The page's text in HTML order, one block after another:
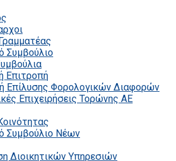
Συμβούλιο
Επιτροπή
Επίλυσης Φορολογικών Διαφορών
Επιχειρήσεις Τορώνης ΑΕ
Συμβούλιο Νέων
Διοικητικών Υπηρεσιών